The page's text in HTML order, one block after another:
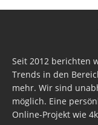
Seit 2012 berichten
Trends in den
mehr. Wir sind
möglich. Eine
Online-Projekt wie